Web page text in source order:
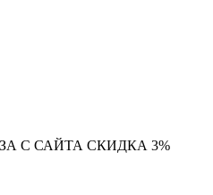
С САЙТА СКИДКА 3%